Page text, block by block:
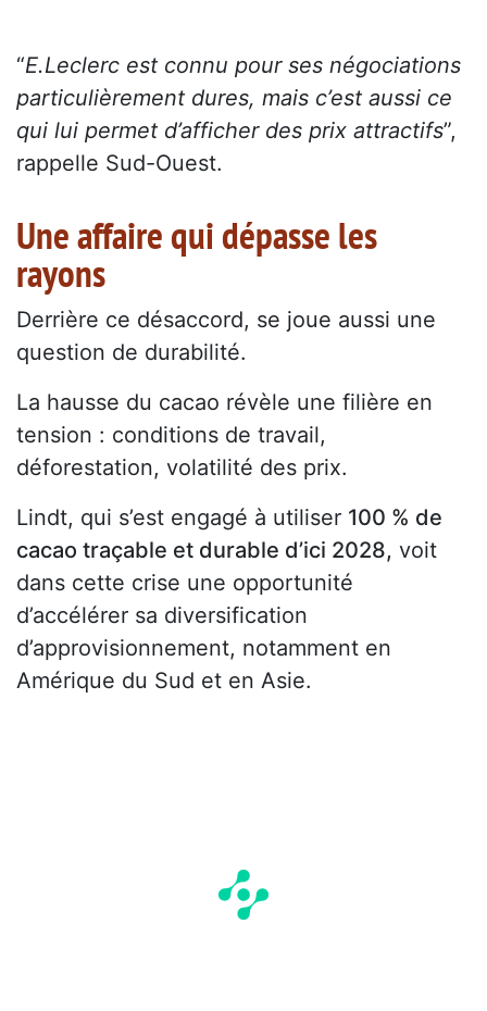
“E.Leclerc est connu pour ses négociations
particulièrement dures, mais c’est aussi ce
qui lui permet d’afficher des prix attractifs”,
rappelle Sud-Ouest.
Une affaire qui dépasse les
rayons
Derrière ce désaccord, se joue aussi une
question de durabilité.
La hausse du cacao révèle une filière en
tension : conditions de travail,
déforestation, volatilité des prix.
Lindt, qui s’est engagé à utiliser 100 % de
cacao traçable et durable d’ici 2028, voit
dans cette crise une opportunité
d’accélérer sa diversification
d’approvisionnement, notamment en
Amérique du Sud et en Asie.